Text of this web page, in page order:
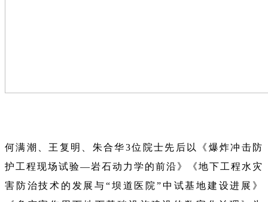
何满潮、王复明、朱合华3位院士先后以《爆炸冲击防
护工程现场试验—岩石动力学的前沿》《地下工程水灾
害防治技术的发展与“坝道医院”中试基地建设进展》